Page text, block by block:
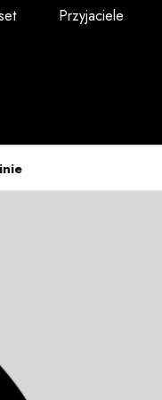
Przyjaciele